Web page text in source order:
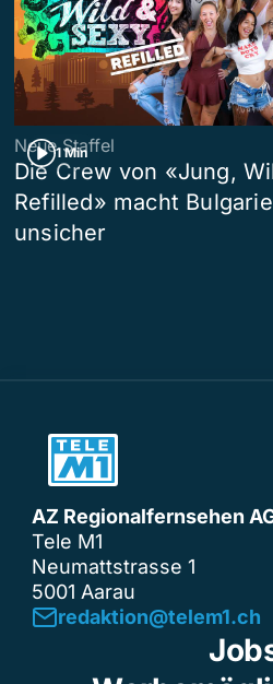
1 Min
Neue Staffel
Die Crew von «Jung,
Refilled» macht
unsicher
AZ Regionalfernsehen
Tele M1
Neumattstrasse 1
5001 Aarau
redaktion@telem1.ch